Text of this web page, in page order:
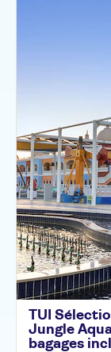
TUI
Jungle
bagages